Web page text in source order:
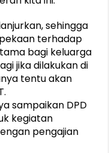
sehingga
terhadap
bagi keluarga
jika dilakukan di
tentu akan
sampaikan DPD
kegiatan
pengajian